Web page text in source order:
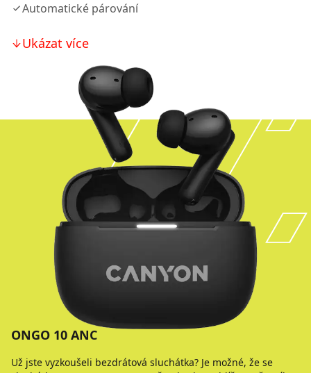
Automatické párování
Ukázat více
ONGO 10 ANC
Už jste vyzkoušeli bezdrátová sluchátka? Je možné, že se